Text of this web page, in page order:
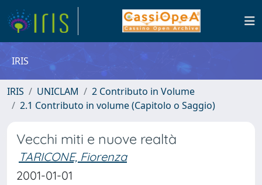
IRIS
IRIS UNICLAM
2 Contributo in Volume
2.1 Contributo in volume (Capitolo o Saggio)
Vecchi miti e nuove realtà
TARICONE, Fiorenza
2001-01-01